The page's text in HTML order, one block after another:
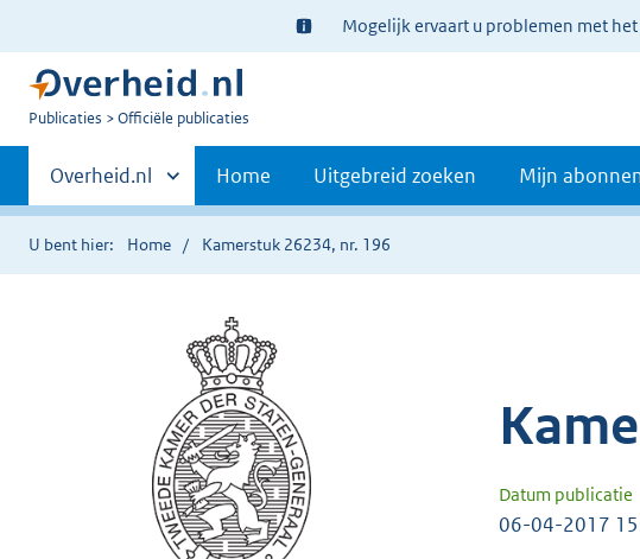
Ter
informatie:
Mogelijk ervaart u problemen met
U
Publicaties Officiële publicaties
Primaire
navigatie
Andere
sites
binnen
Overheid.nl Home Uitgebreid zoeken Mijn
U bent hier: Home Kamerstuk 26234, nr. 196
Datum publicatie
06-04-2017